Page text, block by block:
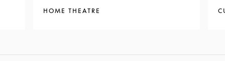
HOME THEATRE